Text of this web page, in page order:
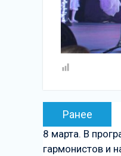
Навигация
записям
Ранее
8 марта. В
гармонистов и